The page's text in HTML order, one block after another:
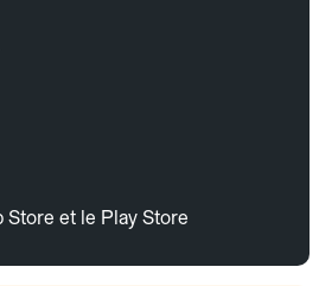
Store et le Play Store